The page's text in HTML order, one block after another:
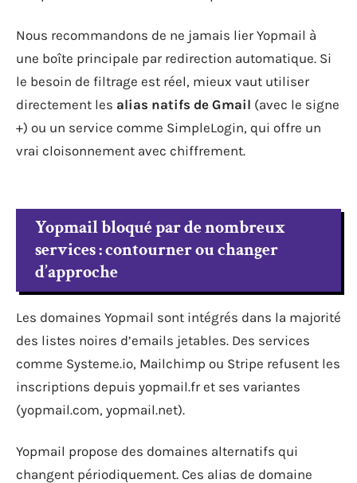
Nous recommandons de ne jamais lier Yopmail à
une boîte principale par redirection automatique. Si
le besoin de filtrage est réel, mieux vaut utiliser
directement les alias natifs de Gmail (avec le signe
+) ou un service comme SimpleLogin, qui offre un
vrai cloisonnement avec chiffrement.
Yopmail bloqué par de nombreux
services : contourner ou changer
d’approche
Les domaines Yopmail sont intégrés dans la majorité
des listes noires d’emails jetables. Des services
comme Systeme.io, Mailchimp ou Stripe refusent les
inscriptions depuis yopmail.fr et ses variantes
(yopmail.com, yopmail.net).
Yopmail propose des domaines alternatifs qui
changent périodiquement. Ces alias de domaine